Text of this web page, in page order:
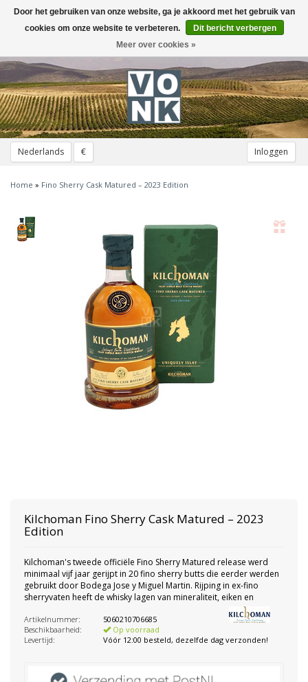
Nederlands € Inloggen
Toggle
navigation
Home » Fino Sherry Cask Matured – 2023 Edition
Kilchoman Fino Sherry Cask Matured – 2023
Edition
Kilchoman's tweede officiële Fino Sherry Matured release werd
minimaal vijf jaar gerijpt in 20 fino sherry butts die eerder werden
gebruikt door Bodega Jose y Miguel Martin. Rijping in ex-fino
sherryvaten heeft de whisky lagen van mineraliteit, eiken en
Artikelnummer:
5060210706685
Beschikbaarheid:
Op voorraad
Levertijd:
Vóór 12:00 besteld, dezelfde dag verzonden!
Door het gebruiken van onze website, ga je akkoord met het gebruik van
cookies om onze website te verbeteren.
Dit bericht verbergen
Meer over cookies »